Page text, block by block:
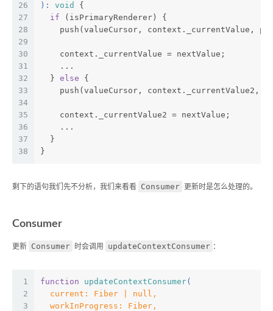
26
27
28
29
30
31
32
33
34
35
36
37
38
): void
{
if (isPrimaryRenderer) {
push(valueCursor, context._currentValue,
    context._currentValue = nextValue;
    ...
  }
else {
push(valueCursor, context._currentValue2,
    context._currentValue2 = nextValue;
    ...
  }
}
剩下的语句我们先不分析，我们来看看 Consumer 更新时是怎么处理的。
Consumer
更新 Consumer 时会调用 updateContextConsumer ：
1
2
3
function updateContextConsumer(
  current: Fiber | null,
  workInProgress: Fiber,